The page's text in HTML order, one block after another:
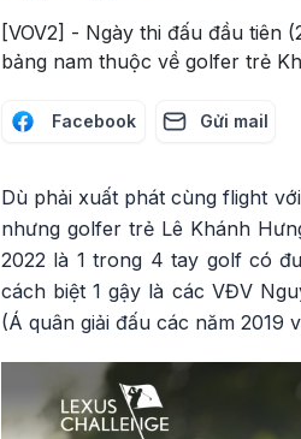
[VOV2] - Ngày thi đấu đầu tiên
bảng nam thuộc về golfer trẻ
Facebook Gửi mail
Dù phải xuất phát cùng flight
nhưng golfer trẻ Lê Khánh
2022 là 1 trong 4 tay golf có
cách biệt 1 gậy là các VĐV
(Á quân giải đấu các năm 2019